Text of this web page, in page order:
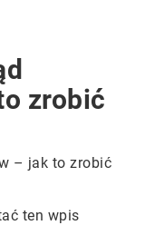
zrobić
ten wpis